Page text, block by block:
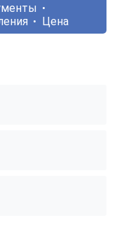
Цена